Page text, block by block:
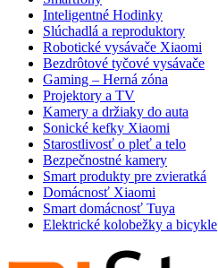
Inteligentné Hodinky
Slúchadlá a reproduktory
Robotické vysávače Xiaomi
Bezdrôtové tyčové vysávače
Gaming – Herná zóna
Projektory a TV
Kamery a držiaky do auta
Sonické kefky Xiaomi
Starostlivosť o pleť a telo
Bezpečnostné kamery
Smart produkty pre zvieratká
Domácnosť Xiaomi
Smart domácnosť Tuya
Elektrické kolobežky a bicykle